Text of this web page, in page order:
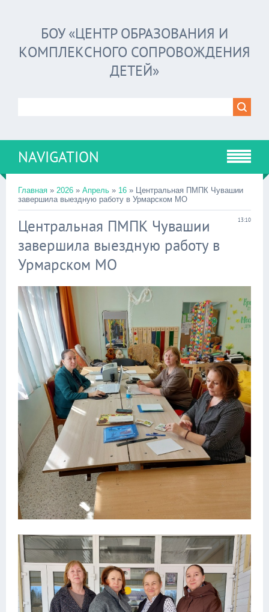
БОУ «ЦЕНТР ОБРАЗОВАНИЯ И
КОМПЛЕКСНОГО СОПРОВОЖДЕНИЯ
ДЕТЕЙ»
NAVIGATION
Главная » 2026 » Апрель » 16 » Центральная ПМПК Чувашии
завершила выездную работу в Урмарском МО
13:10
Центральная ПМПК Чувашии
завершила выездную работу в
Урмарском МО